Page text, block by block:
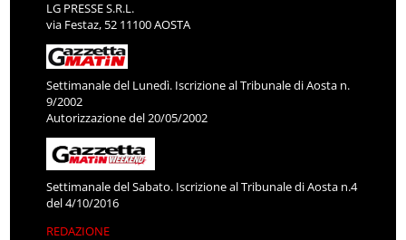
LG PRESSE S.R.L.
via Festaz, 52 11100 AOSTA
Settimanale del Lunedì. Iscrizione al Tribunale di Aosta n.
9/2002
Autorizzazione del 20/05/2002
Settimanale del Sabato. Iscrizione al Tribunale di Aosta n.4
del 4/10/2016
REDAZIONE